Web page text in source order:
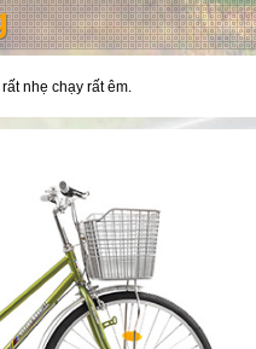
nhẹ chạy rất êm.